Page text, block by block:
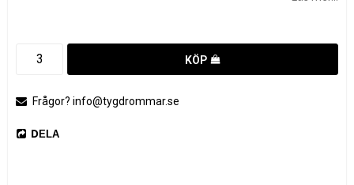
KÖP
Frågor? info@tygdrommar.se
DELA